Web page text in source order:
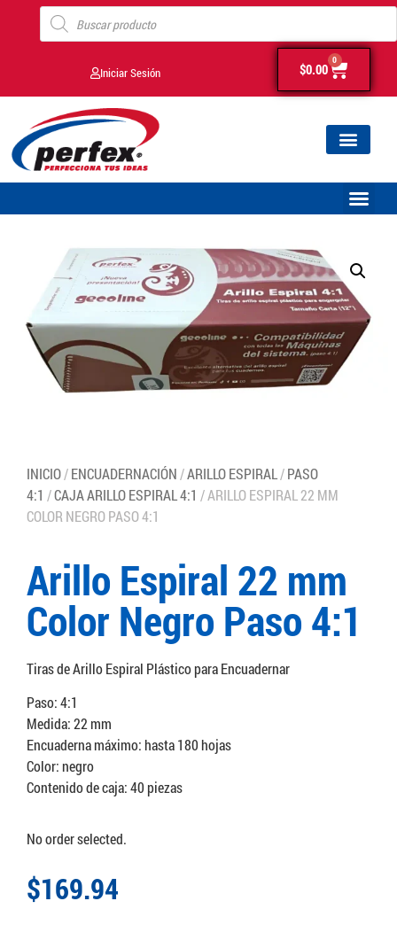
Iniciar Sesión $0.00
0
INICIO/ENCUADERNACIÓN /ARILLO ESPIRAL/PASO
4:1 /CAJA ARILLO ESPIRAL 4:1 / ARILLO ESPIRAL 22 MM
COLOR NEGRO PASO 4:1
Arillo Espiral 22 mm
Color Negro Paso 4:1
Tiras de Arillo Espiral Plástico para Encuadernar
Paso: 4:1
Medida: 22 mm
Encuaderna máximo: hasta 180 hojas
Color: negro
Contenido de caja: 40 piezas
No order selected.
$169.94